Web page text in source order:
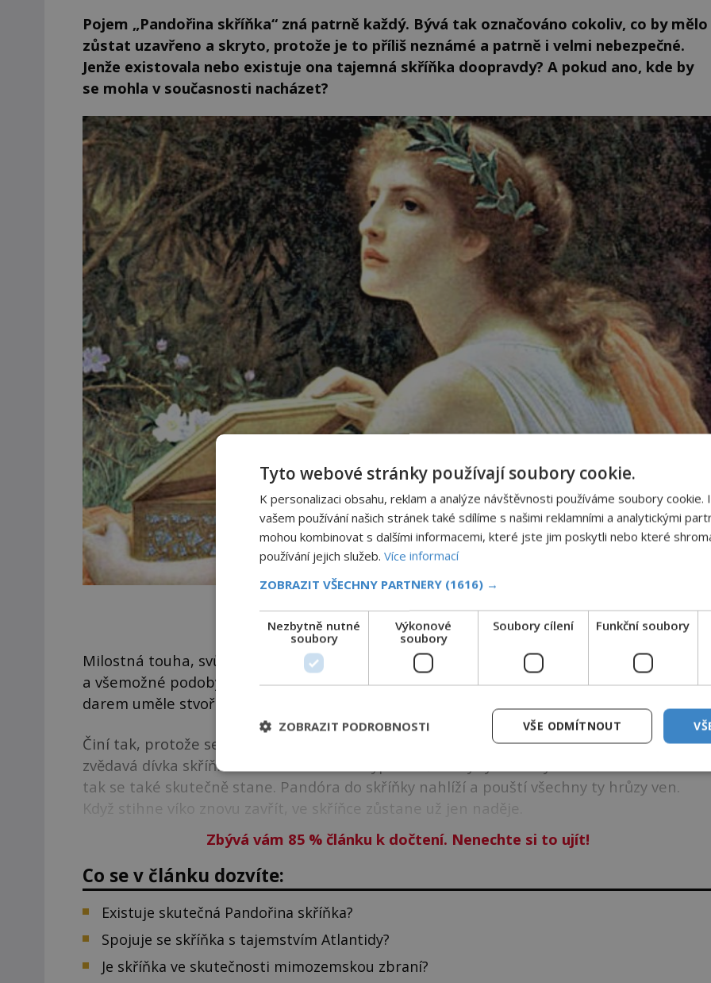
Pojem „Pandořina skříňka“ zná patrně každý. Bývá tak označováno cokoliv, co by mělo
zůstat uzavřeno a skryto, protože je to příliš neznámé a patrně i velmi nebezpečné.
Jenže existovala nebo existuje ona tajemná skříňka doopravdy? A pokud ano, kde by
se mohla v současnosti nacházet?
Co se ukrývá uvnitř skříňky? A existuje vůbec?
Milostná touha, svůdnost, lest a lež, krása a líbeznost. Ale také nejrůznější bědy, choroby
a všemožné podoby utrpení. To všechno ukládají řečtí bohové do skříňky, kterou dostává
darem uměle stvořená žena Pandóra.
Činí tak, protože se sami chtějí zbavit těchto nepříjemných věcí a jsou přesvědčeni, že
zvědavá dívka skříňku nakonec otevře a vypustí všechny ty zlé dary do lidského světa. A
tak se také skutečně stane. Pandóra do skříňky nahlíží a pouští všechny ty hrůzy ven.
Když stihne víko znovu zavřít, ve skříňce zůstane už jen naděje.
Zbývá vám 85 %článku k dočtení. Nenechte si to ujít!
Co se v článku dozvíte:
Existuje skutečná Pandořina skříňka?
Spojuje se skříňka s tajemstvím Atlantidy?
Je skříňka ve skutečnosti mimozemskou zbraní?
Tyto webové stránky používají soubory cookie.
K personalizaci obsahu, reklam a analýze návštěvnosti používáme soubory cookie.
vašem používání našich stránek také sdílíme s našimi reklamními a analytickými
mohou kombinovat s dalšími informacemi, které jste jim poskytli nebo které
používání jejich služeb. Více informací
ZOBRAZIT VŠECHNY PARTNERY (1616) →
Nezbytně nutné
soubory
Výkonové
soubory
Soubory cílení Funkční soubory
VŠE ODMÍTNOUT
ZOBRAZIT PODROBNOSTI